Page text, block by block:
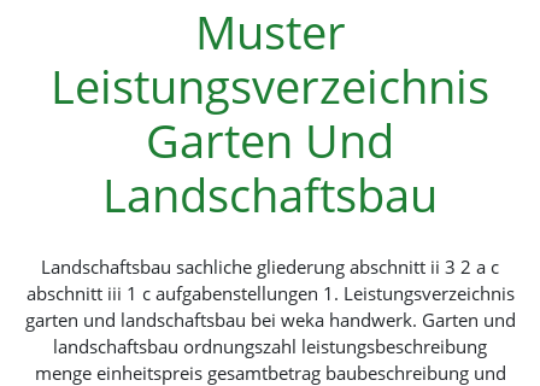
Muster
Leistungsverzeichnis
Garten Und
Landschaftsbau
Landschaftsbau sachliche gliederung abschnitt ii 3 2 a c
abschnitt iii 1 c aufgabenstellungen 1. Leistungsverzeichnis
garten und landschaftsbau bei weka handwerk. Garten und
landschaftsbau ordnungszahl leistungsbeschreibung
menge einheitspreis gesamtbetrag baubeschreibung und